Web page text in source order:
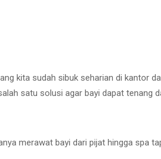
kita sudah sibuk seharian di kantor
satu solusi agar bayi dapat tenang
merawat bayi dari pijat hingga spa